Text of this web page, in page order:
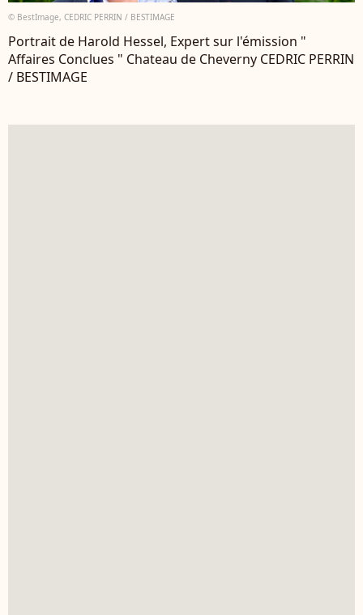
© BestImage, CEDRIC PERRIN / BESTIMAGE
Portrait de Harold Hessel, Expert sur l'émission "
Affaires Conclues " Chateau de Cheverny CEDRIC PERRIN
/ BESTIMAGE